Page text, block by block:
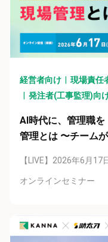
経営者向け 現場責任
発注者(工事監理)向
AI時代に、管理職
管理とは 〜チームが自走し、付加価値を生み出す
【LIVE】2026年6月
オンラインセミナー